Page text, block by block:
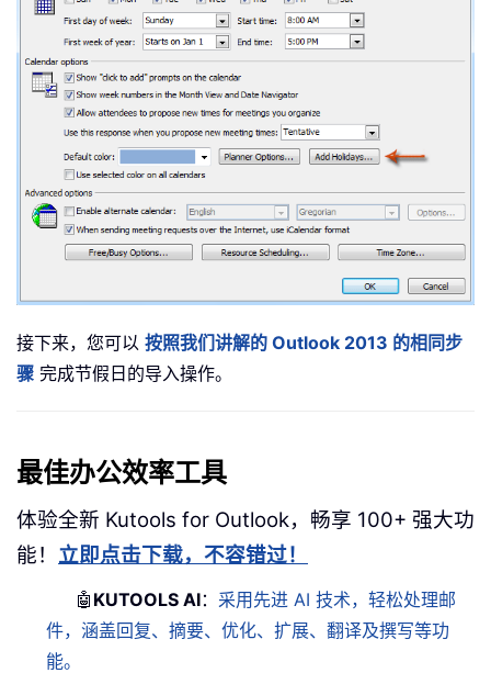
接下来，您可以 按照我们讲解的 Outlook 2013 的相同步
骤 完成节假日的导入操作。
最佳办公效率工具
体验全新 Kutools for Outlook，畅享 100+ 强大功
能！ 立即点击下载，不容错过！
🤖 KUTOOLS AI： 采用先进 AI 技术，轻松处理邮
件，涵盖回复、摘要、优化、扩展、翻译及撰写等功
能。